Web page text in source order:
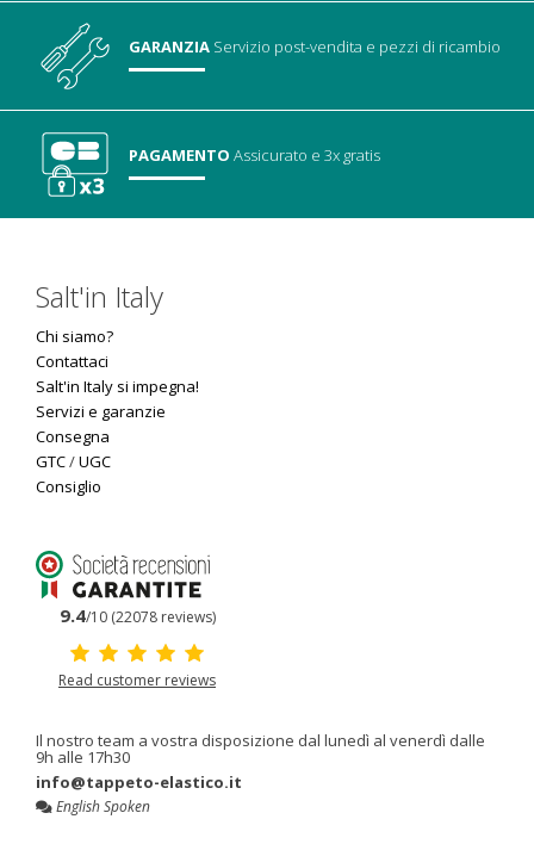
GARANZIA Servizio post-vendita e pezzi di ricambio
PAGAMENTO Assicurato e 3x gratis
Salt'in Italy
Chi siamo?
Contattaci
Salt'in Italy si impegna!
Servizi e garanzie
Consegna
GTC/UGC
Consiglio
9.4/10 (22078 reviews)
Read customer reviews
Il nostro team a vostra disposizione dal lunedì al venerdì dalle
9h alle 17h30
info@tappeto-elastico.it
English Spoken